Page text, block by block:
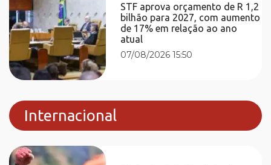
STF aprova orçamento de R 1,2
bilhão para 2027, com aumento
de 17% em relação ao ano
atual
07/08/2026 15:50
Internacional